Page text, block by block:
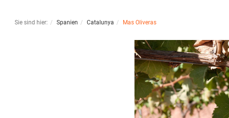
Sie sind hier: Spanien Catalunya Mas Oliveras